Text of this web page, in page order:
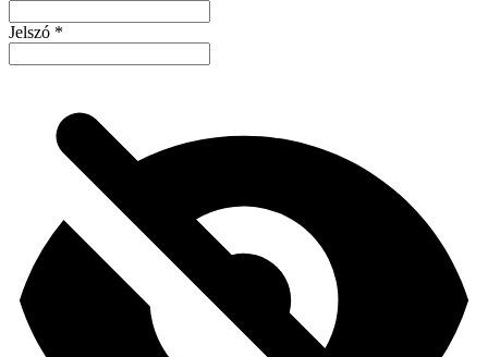
Jelszó *